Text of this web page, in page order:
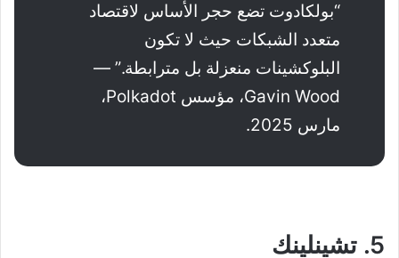
“بولكادوت تضع حجر الأساس لاقتصاد
متعدد الشبكات حيث لا تكون
البلوكشينات منعزلة بل مترابطة.” —
Gavin Wood، مؤسس Polkadot،
مارس 2025.
5. تشينلينك